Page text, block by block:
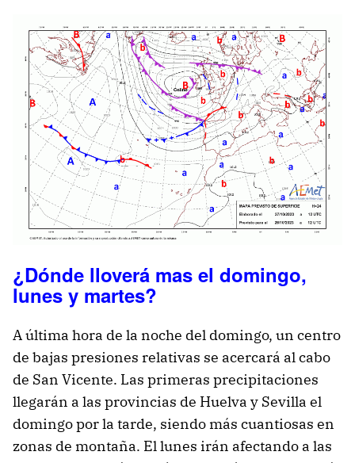
¿Dónde lloverá mas el domingo,
lunes y martes?
A última hora de la noche del domingo, un centro
de bajas presiones relativas se acercará al cabo
de San Vicente. Las primeras precipitaciones
llegarán a las provincias de Huelva y Sevilla el
domingo por la tarde, siendo más cuantiosas en
zonas de montaña. El lunes irán afectando a las